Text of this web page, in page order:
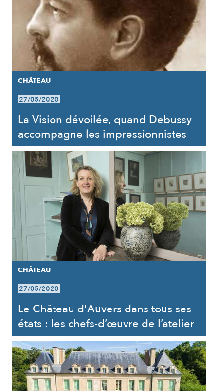
CHÂTEAU
27/05/2020
La Vision dévoilée, quand Debussy
accompagne les impressionnistes
CHÂTEAU
27/05/2020
Le Château d'Auvers dans tous ses
états : les chefs-d’œuvre de l’atelier